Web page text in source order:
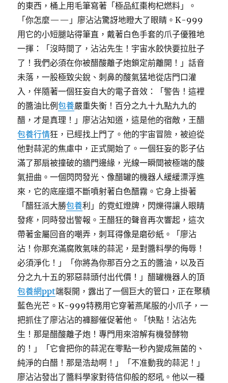
的東西，桶上用毛筆寫著「極品紅棗枸杞燃料」。
「你怎麼——」廖沾沾驚訝地瞪大了眼睛。K-999
用它的小短腿站得筆直，戴著白色手套的爪子優雅地
一揮：「沒時間了，沾沾先生！宇宙水餃快要拉肚子
了！我們必須在你被醋酸離子炮鎖定前離開！」話音
未落，一股極致尖銳、刺鼻的酸氣猛地從店門口灌
入，伴隨著一個狂妄自大的電子音效：「警告！這裡
的醬油比例包養嚴重失衡！百分之九十九點九九的
醋，才是真理！」廖沾沾知道，這是他的宿敵，王醋
包養行情狂，已經找上門了。他的宇宙冒險，被迫從
他對蒜泥的焦慮中，正式開始了。一個狂妄的影子佔
滿了那扇被撞破的牆門邊緣，光線一瞬間被極端的酸
氣扭曲。一個閃閃發光、像醋罐的機器人緩緩漂浮進
來，它的底座還不斷噴射著白色醋霧。它身上掛著
「醋狂派大勝包養利」的霓虹燈牌，閃爍得讓人眼睛
發疼，同時發出警報。王醋狂的聲音再次響起，這次
帶著金屬回音的嘲弄，刺耳得像是磨砂紙。「廖沾
沾！你那充滿腐敗氣味的蒜泥，是對醬料學的侮辱！
必須淨化！」「你將為你那百分之五的醬油，以及百
分之九十五的邪惡蒜頭付出代價！」醋罐機器人的頂
包養網ppt端裂開，露出了一個巨大的管口，正在聚積
藍色光芒。K-999特務用它穿著燕尾服的小爪子，一
把抓住了廖沾沾的褲腳催促著他。「快點！沾沾先
生！那是醋酸離子炮！專門用來溶解有機發酵物
的！」「它會把你的蒜泥在零點一秒內變成無菌的、
純淨的白醋！那是浩劫啊！」「不准動我的蒜泥！」
廖沾沾發出了醬料學家對待信仰般的怒吼。他以一種